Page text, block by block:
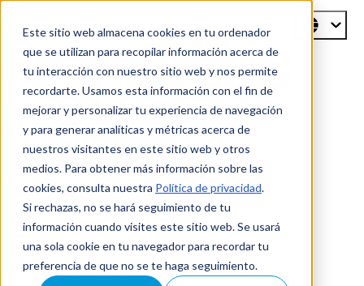
Este sitio web almacena cookies en tu ordenador
que se utilizan para recopilar información acerca de
tu interacción con nuestro sitio web y nos permite
recordarte. Usamos esta información con el fin de
mejorar y personalizar tu experiencia de navegación
y para generar analíticas y métricas acerca de
nuestros visitantes en este sitio web y otros
medios. Para obtener más información sobre las
cookies, consulta nuestra Política de privacidad.
Si rechazas, no se hará seguimiento de tu
información cuando visites este sitio web. Se usará
una sola cookie en tu navegador para recordar tu
preferencia de que no se te haga seguimiento.
Blog de
ISecAuditors
Su seguridad es nuestro éxito